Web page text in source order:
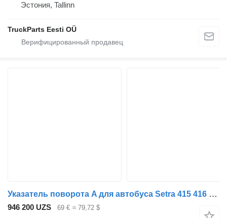
Эстония, Tallinn
TruckParts Eesti OÜ
Указатель поворота A для автобуса Setra 415 416 417 UL GTHD
946 200 UZS 69 € ≈ 79,72 $